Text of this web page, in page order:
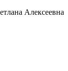
Алексеевна